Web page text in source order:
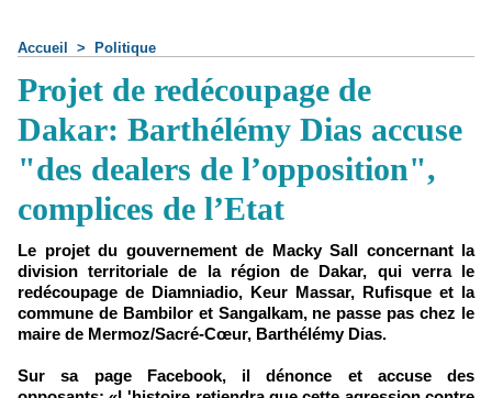
Accueil > Politique
Projet de redécoupage de
Dakar: Barthélémy Dias accuse
"des dealers de l’opposition",
complices de l’Etat
Le projet du gouvernement de Macky Sall concernant la
division territoriale de la région de Dakar, qui verra le
redécoupage de Diamniadio, Keur Massar, Rufisque et la
commune de Bambilor et Sangalkam, ne passe pas chez le
maire de Mermoz/Sacré-Cœur, Barthélémy Dias.
Sur sa page Facebook, il dénonce et accuse des